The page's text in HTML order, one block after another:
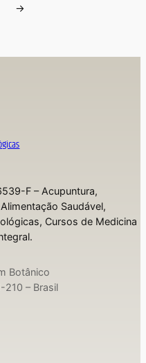
→
F – Acupuntura,
Saudável,
Cursos de Medicina
Botânico
210 – Brasil